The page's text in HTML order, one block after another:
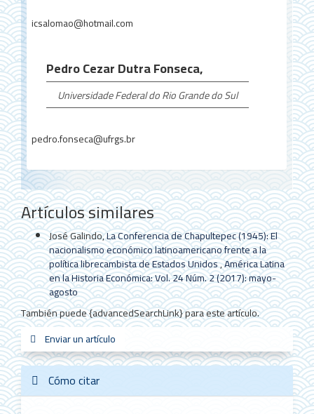
icsalomao@hotmail.com
Pedro Cezar Dutra Fonseca,
Universidade Federal do Rio Grande do Sul
pedro.fonseca@ufrgs.br
Artículos similares
José Galindo,La Conferencia de Chapultepec (1945): El
nacionalismo económico latinoamericano frente a la
política librecambista de Estados Unidos,América Latina
en la Historia Económica: Vol. 24 Núm. 2 (2017): mayo-
agosto
También puede {advancedSearchLink} para este artículo.
un
artículo
Enviar un artículo
Cómo citar
redes